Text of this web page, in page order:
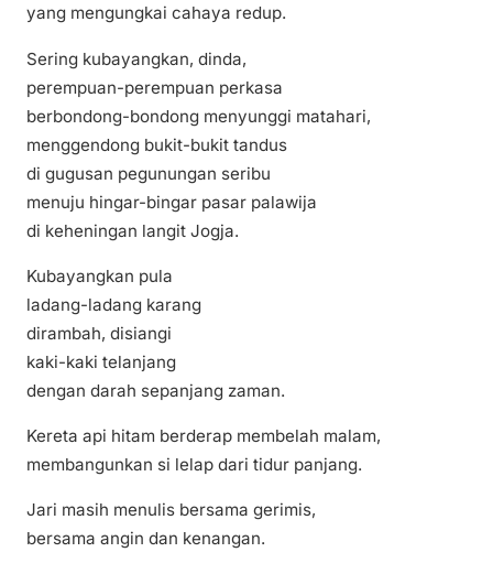
yang mengungkai cahaya redup.
Sering kubayangkan, dinda,
perempuan-perempuan perkasa
berbondong-bondong menyunggi matahari,
menggendong bukit-bukit tandus
di gugusan pegunungan seribu
menuju hingar-bingar pasar palawija
di keheningan langit Jogja.
Kubayangkan pula
ladang-ladang karang
dirambah, disiangi
kaki-kaki telanjang
dengan darah sepanjang zaman.
Kereta api hitam berderap membelah malam,
membangunkan si lelap dari tidur panjang.
Jari masih menulis bersama gerimis,
bersama angin dan kenangan.